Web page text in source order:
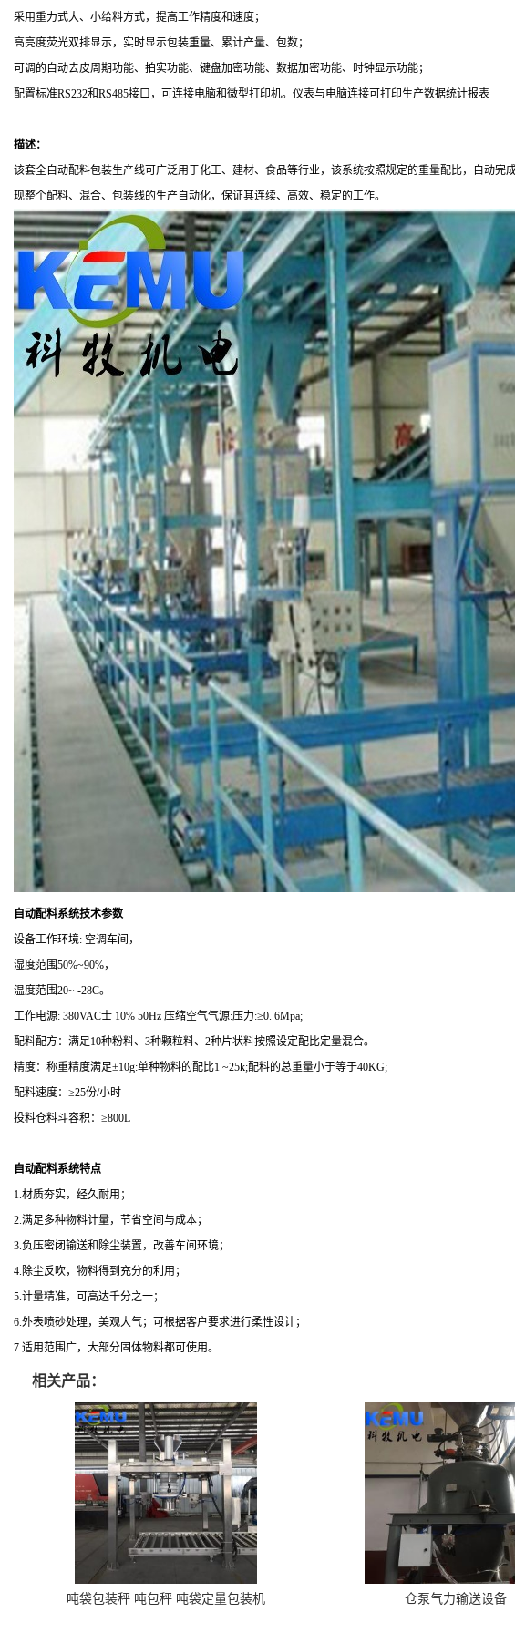
采用重力式大、小给料方式，提高工作精度和速度；
高亮度荧光双排显示，实时显示包装重量、累计产量、包数；
可调的自动去皮周期功能、拍实功能、键盘加密功能、数据加密功能、时钟显示功能；
配置标准RS232和RS485接口，可连接电脑和微型打印机。仪表与电脑连接可打印生产数据统计报表
描述：
该套全自动配料包装生产线可广泛用于化工、建材、食品等行业，该系统按照规定的重量配比，自动完
现整个配料、混合、包装线的生产自动化，保证其连续、高效、稳定的工作。
自动配料系统技术参数
设备工作环境: 空调车间，
湿度范围50%~90%，
温度范围20~ -28C。
工作电源: 380VAC士 10% 50Hz 压缩空气气源:压力:≥0. 6Mpa;
配料配方：满足10种粉料、 3种颗粒料、 2种片状料按照设定配比定量混合。
精度：称重精度满足±10g:单种物料的配比1 ~25k;配料的总重量小于等于40KG;
配料速度： ≥25份/小时
投料仓料斗容积： ≥800L
自动配料系统特点
1.材质夯实，经久耐用；
2.满足多种物料计量，节省空间与成本；
3.负压密闭输送和除尘装置，改善车间环境；
4. 除尘反吹，物料得到充分的利用；
5.计量精准，可高达千分之一；
6.外表喷砂处理，美观大气；可根据客户要求进行柔性设计；
7.适用范围广，大部分固体物料都可使用。
相关产品：
吨袋包装秤 吨包秤 吨袋定量包装机 仓泵气力输送设备